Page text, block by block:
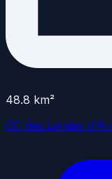
48.8 km²
CC des Landes